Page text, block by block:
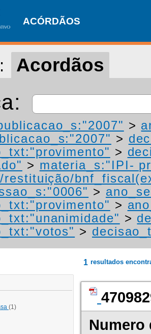
ACÓRDÃOS
Acordãos
>
>
>
> materia_s:"IPI-
restituição/
>
>
>
>
(1)
1 resultados
Numero